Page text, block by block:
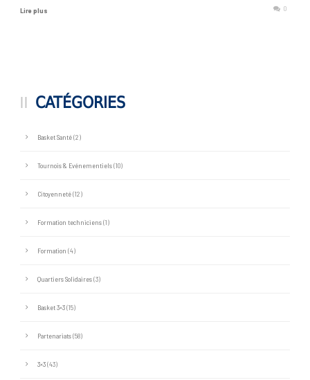
Lire plus 0
CATÉGORIES
Basket Santé(2)
Tournois & Evénementiels(10)
Citoyenneté(12)
Formation techniciens(1)
Formation (4)
Quartiers Solidaires(3)
Basket 3×3(15)
Partenariats(58)
3×3(43)